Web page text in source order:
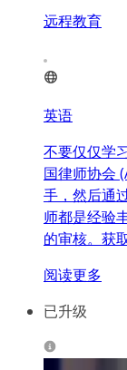
远程教育
英语
不要仅仅学
国律师协会
手，然后通
师都是经验
的审核。获
阅读更多
已升级